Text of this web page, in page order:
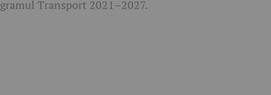
Transport 2021–2027.